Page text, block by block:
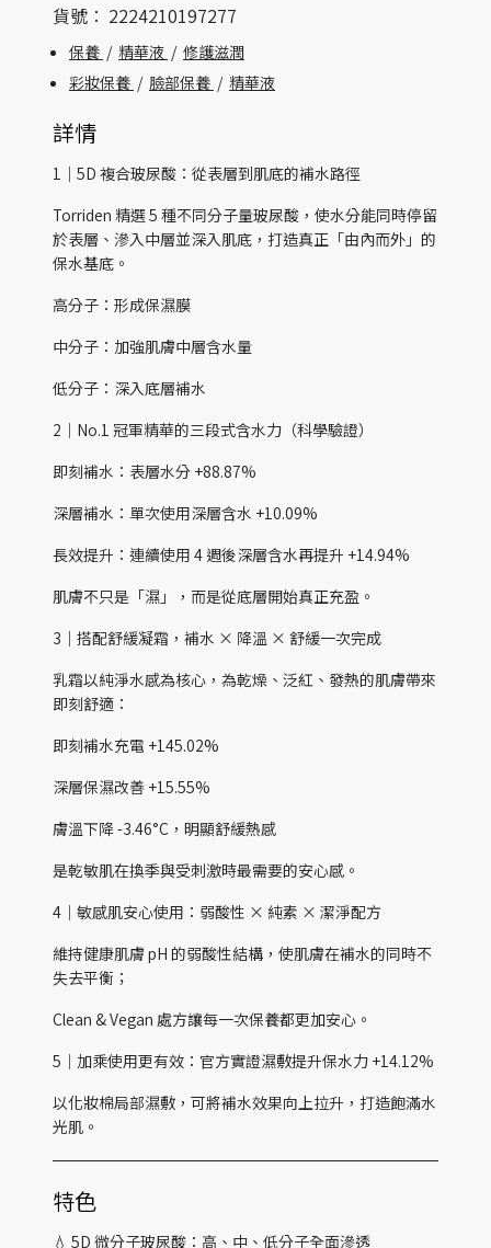
貨號： 2224210197277
保養 / 精華液 / 修護滋潤
彩妝保養 / 臉部保養 / 精華液
詳情
1｜5D 複合玻尿酸：從表層到肌底的補水路徑
Torriden 精選 5 種不同分子量玻尿酸，使水分能同時停留
於表層、滲入中層並深入肌底，打造真正「由內而外」的
保水基底。
高分子：形成保濕膜
中分子：加強肌膚中層含水量
低分子：深入底層補水
2｜No.1 冠軍精華的三段式含水力（科學驗證）
即刻補水：表層水分 +88.87%
深層補水：單次使用深層含水 +10.09%
長效提升：連續使用 4 週後深層含水再提升 +14.94%
肌膚不只是「濕」，而是從底層開始真正充盈。
3｜搭配舒緩凝霜，補水 × 降溫 × 舒緩一次完成
乳霜以純淨水感為核心，為乾燥、泛紅、發熱的肌膚帶來
即刻舒適：
即刻補水充電 +145.02%
深層保濕改善 +15.55%
膚溫下降 -3.46°C，明顯舒緩熱感
是乾敏肌在換季與受刺激時最需要的安心感。
4｜敏感肌安心使用：弱酸性 × 純素 × 潔淨配方
維持健康肌膚 pH 的弱酸性結構，使肌膚在補水的同時不
失去平衡；
Clean & Vegan 處方讓每一次保養都更加安心。
5｜加乘使用更有效：官方實證濕敷提升保水力 +14.12%
以化妝棉局部濕敷，可將補水效果向上拉升，打造飽滿水
光肌。
特色
💧 5D 微分子玻尿酸：高、中、低分子全面滲透